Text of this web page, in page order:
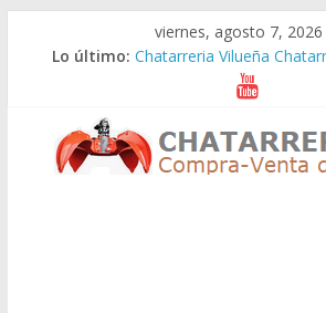
viernes, agosto 7, 2026
Lo último: Chatarreria Vilueña
Chatarreria Zuera
Chatarreria Zaragoza
Chatarreria Zaida
Chatarreria Vistabella